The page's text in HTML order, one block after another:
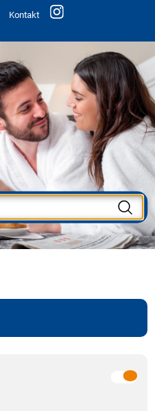
Kontakt